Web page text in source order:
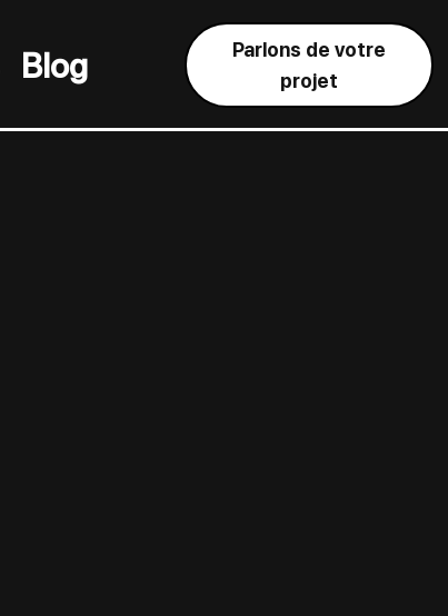
Blog
Parlons de votre
projet